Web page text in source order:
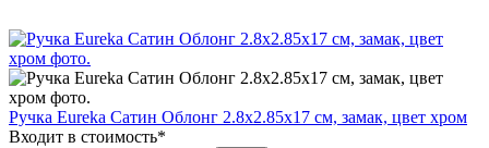
Ручка Eureka Сатин Облонг 2.8х2.85х17 см, замак, цвет хром
Входит в стоимость*